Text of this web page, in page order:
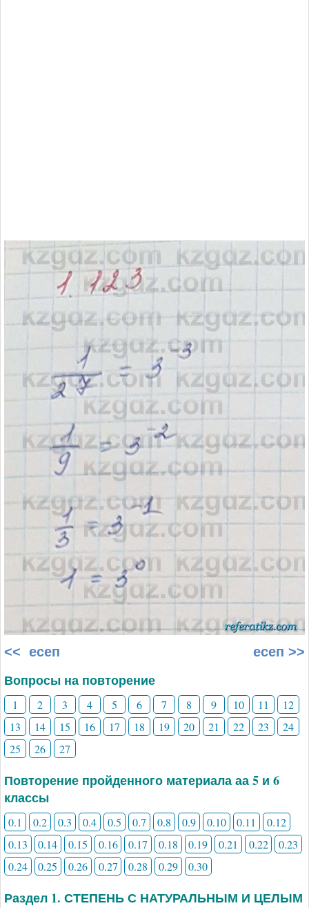
<< есеп есеп >>
Вопросы на повторение
1 2 3 4 5 6 7 8 9 10 11
12
13
14 15 16 17 18 19 20 21 22 23
24
25
26 27
Повторение пройденного материала аа 5 и 6
классы
0.1 0.2 0.3 0.4 0.5 0.7 0.8 0.9 0.10 0.11
0.12
0.13
0.14 0.15 0.16 0.17 0.18 0.19 0.21 0.22
0.23
0.24
0.25 0.26 0.27 0.28 0.29 0.30
Раздел 1. СТЕПЕНЬ С НАТУРАЛЬНЫМ И ЦЕЛЫМ